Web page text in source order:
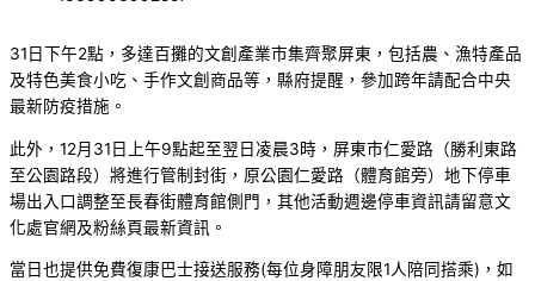
31日下午2點，多達百攤的文創產業市集齊聚屏東，包括農、漁特產品
及特色美食小吃、手作文創商品等，縣府提醒，參加跨年請配合中央
最新防疫措施。
此外，12月31日上午9點起至翌日凌晨3時，屏東市仁愛路（勝利東路
至公園路段）將進行管制封街，原公園仁愛路（體育館旁）地下停車
場出入口調整至長春街體育館側門，其他活動週邊停車資訊請留意文
化處官網及粉絲頁最新資訊。
當日也提供免費復康巴士接送服務(每位身障朋友限1人陪同搭乘)，如